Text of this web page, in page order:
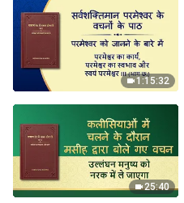
1:15:32
25:40